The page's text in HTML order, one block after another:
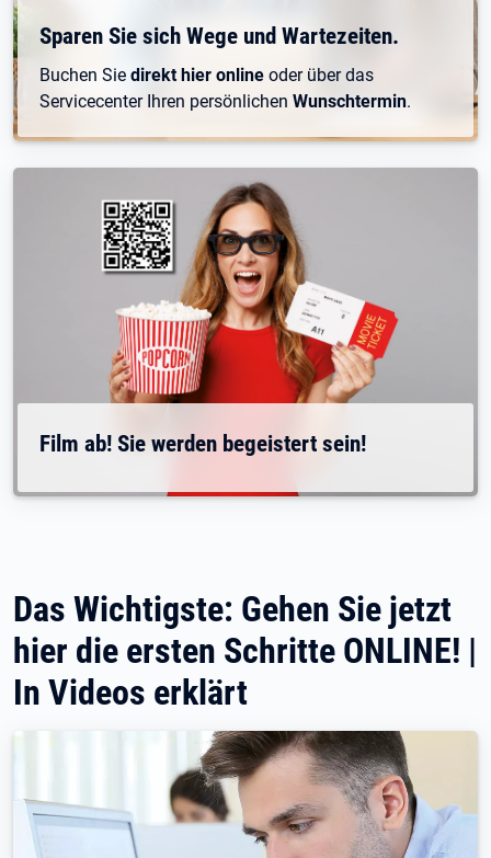
Sparen Sie sich Wege und Wartezeiten.
Buchen Sie direkt hier online oder über das
Servicecenter Ihren persönlichen Wunschtermin.
Film ab! Sie werden begeistert sein!
Das Wichtigste: Gehen Sie jetzt
hier die ersten Schritte ONLINE! |
In Videos erklärt